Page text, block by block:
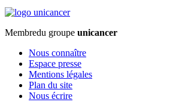
Membredu groupe unicancer
Nous connaître
Espace presse
Mentions légales
Plan du site
Nous écrire